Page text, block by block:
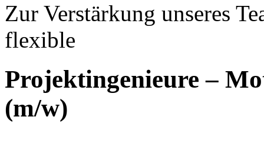
Zur Verstärkung unseres
flexible
Projektingenieure –
(m/w)